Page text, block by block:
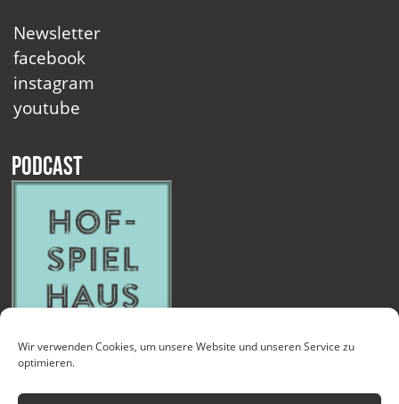
Wir verwenden Cookies, um unsere Website und unseren Service zu
optimieren.
Newsletter
facebook
instagram
youtube
Podcast